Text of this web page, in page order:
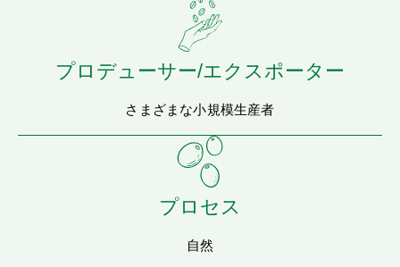
プロデューサー/エクスポーター
さまざまな小規模生産者
プロセス
自然